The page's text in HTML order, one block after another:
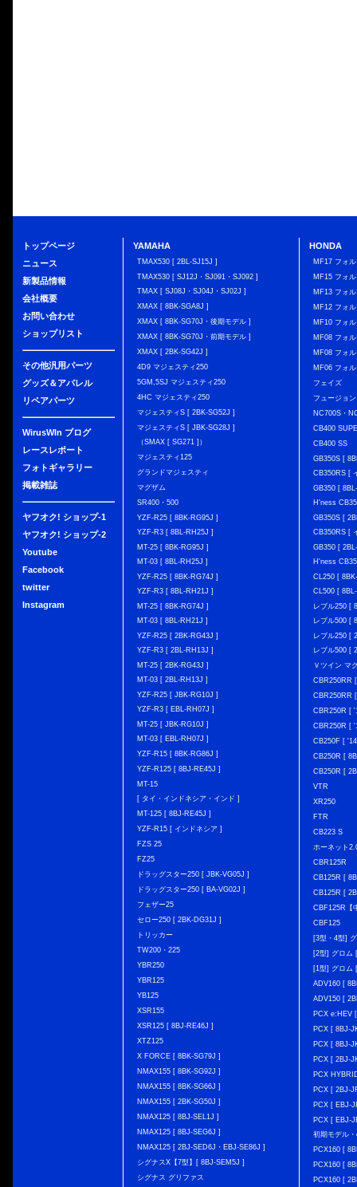
トップページ
ニュース
新製品情報
会社概要
お問い合わせ
ショップリスト
その他汎用パーツ
グッズ＆アパレル
リペアパーツ
WirusWIn ブログ
レースレポート
フォトギャラリー
掲載雑誌
ヤフオク! ショップ-1
ヤフオク! ショップ-2
Youtube
Facebook
twitter
Instagram
YAMAHA
TMAX530 [ 2BL-SJ15J ]
TMAX530 [ SJ12J・SJ091・SJ092 ]
TMAX [ SJ08J・SJ04J・SJ02J ]
XMAX [ 8BK-SGA8J ]
XMAX [ 8BK-SG70J・後期モデル ]
XMAX [ 8BK-SG70J・前期モデル ]
XMAX [ 2BK-SG42J ]
4D9 マジェスティ250
5GM,5SJ マジェスティ250
4HC マジェスティ250
マジェスティS [ 2BK-SG52J ]
マジェスティS [ JBK-SG28J ]
（SMAX [ SG271 ]）
マジェスティ125
グランドマジェスティ
マグザム
SR400・500
YZF-R25 [ 8BK-RG95J ]
YZF-R3 [ 8BL-RH25J ]
MT-25 [ 8BK-RG95J ]
MT-03 [ 8BL-RH25J ]
YZF-R25 [ 8BK-RG74J ]
YZF-R3 [ 8BL-RH21J ]
MT-25 [ 8BK-RG74J ]
MT-03 [ 8BL-RH21J ]
YZF-R25 [ 2BK-RG43J ]
YZF-R3 [ 2BL-RH13J ]
MT-25 [ 2BK-RG43J ]
MT-03 [ 2BL-RH13J ]
YZF-R25 [ JBK-RG10J ]
YZF-R3 [ EBL-RH07J ]
MT-25 [ JBK-RG10J ]
MT-03 [ EBL-RH07J ]
YZF-R15 [ 8BK-RG86J ]
YZF-R125 [ 8BJ-RE45J ]
MT-15
[ タイ・インドネシア・インド ]
MT-125 [ 8BJ-RE45J ]
YZF-R15 [ インドネシア ]
FZS 25
FZ25
ドラッグスター250 [ JBK-VG05J ]
ドラッグスター250 [ BA-VG02J ]
フェザー25
セロー250 [ 2BK-DG31J ]
トリッカー
TW200・225
YBR250
YBR125
YB125
XSR155
XSR125 [ 8BJ-RE46J ]
XTZ125
X FORCE [ 8BK-SG79J ]
NMAX155 [ 8BK-SG92J ]
NMAX155 [ 8BK-SG66J ]
NMAX155 [ 2BK-SG50J ]
NMAX125 [ 8BJ-SEL1J ]
NMAX125 [ 8BJ-SEG6J ]
NMAX125 [ 2BJ-SED6J・EBJ-SE86J ]
シグナスX【7型】[ 8BJ-SEM5J ]
シグナス グリファス
HONDA
MF17 フォ
MF15 フォ
MF13 フォ
MF12 フォ
MF10 フォ
MF08 フォ
MF08 フォ
MF06 フォ
フェイズ
フュージョン
NC700S・
CB400
CB400 SS
GB350S [
CB350RS [
GB350 [
H'ness
GB350S [
CB350RS [
GB350 [
H'ness
CL250 [
CL500 [
レブル250 [
レブル500 [
レブル250 [
レブル500 [
Ｖツイン マ
CBR250RR
CBR250RR
CBR250R [
CBR250R [
CB250F [
CB250R [
CB250R [
VTR
XR250
FTR
CB223 S
ホーネット
CBR125R
CB125R [
CB125R [
CBF125R【
CBF125
[3型・4型]
[2型] グロム
[1型] グロム
ADV160 [
ADV150 [
PCX e:HEV
PCX [ 8BJ-
PCX [ 8BJ-
PCX [ 2BJ-
PCX
PCX [ 2BJ-
PCX [ EBJ-
PCX [ EBJ-
初期モデル
PCX160 [
PCX160 [
PCX160 [